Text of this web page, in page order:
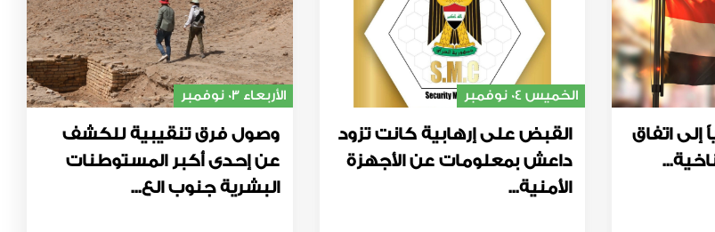
إلى اتفاق
الخميس 04 نوفمبر
القبض على إرهابية كانت تزود
داعش بمعلومات عن الأجهزة
الأمنية...
الأربعاء 03 نوفمبر
وصول فرق تنقيبية للكشف
عن إحدى أكبر المستوطنات
البشرية جنوب الع...